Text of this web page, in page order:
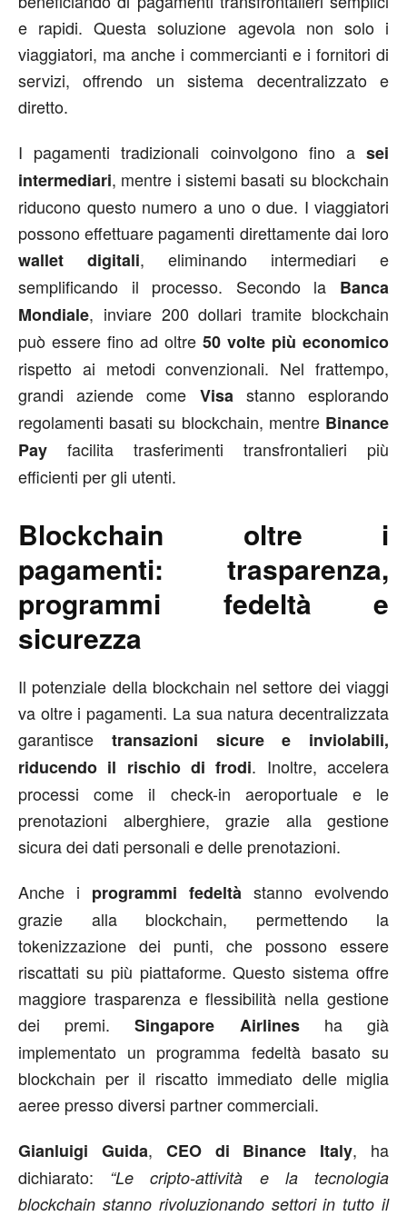
e rapidi. Questa soluzione agevola non solo i
viaggiatori, ma anche i commercianti e i fornitori di
servizi, offrendo un sistema decentralizzato e
diretto.
I pagamenti tradizionali coinvolgono fino a sei
intermediari, mentre i sistemi basati su blockchain
riducono questo numero a uno o due. I viaggiatori
possono effettuare pagamenti direttamente dai loro
wallet digitali, eliminando intermediari e
semplificando il processo. Secondo la Banca
Mondiale, inviare 200 dollari tramite blockchain
può essere fino ad oltre 50 volte più economico
rispetto ai metodi convenzionali. Nel frattempo,
grandi aziende come Visa stanno esplorando
regolamenti basati su blockchain, mentre Binance
Pay facilita trasferimenti transfrontalieri più
efficienti per gli utenti.
Blockchain oltre i
pagamenti: trasparenza,
programmi fedeltà e
sicurezza
Il potenziale della blockchain nel settore dei viaggi
va oltre i pagamenti. La sua natura decentralizzata
garantisce transazioni sicure e inviolabili,
riducendo il rischio di frodi. Inoltre, accelera
processi come il check-in aeroportuale e le
prenotazioni alberghiere, grazie alla gestione
sicura dei dati personali e delle prenotazioni.
Anche i programmi fedeltà stanno evolvendo
grazie alla blockchain, permettendo la
tokenizzazione dei punti, che possono essere
riscattati su più piattaforme. Questo sistema offre
maggiore trasparenza e flessibilità nella gestione
dei premi.Singapore Airlinesha già
implementato un programma fedeltà basato su
blockchain per il riscatto immediato delle miglia
aeree presso diversi partner commerciali.
Gianluigi Guida, CEO di Binance Italy, ha
dichiarato: “Le cripto-attività e la tecnologia
blockchain stanno rivoluzionando settori in tutto il